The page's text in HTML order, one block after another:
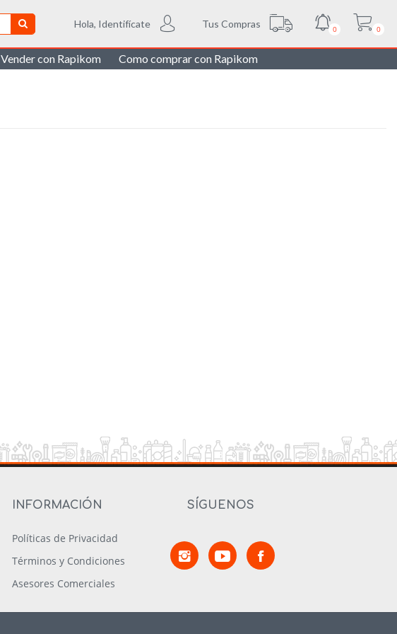
Hola, Identifícate Tus Compras 0 0
Vender con Rapikom Como comprar con Rapikom
INFORMACIÓN
Políticas de Privacidad
Términos y Condiciones
Asesores Comerciales
SÍGUENOS